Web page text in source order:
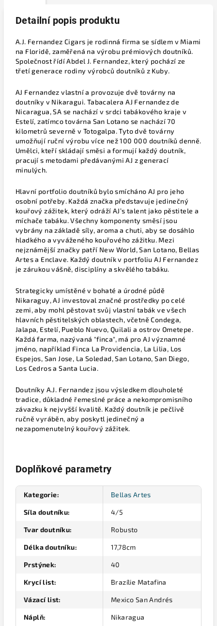
Detailní popis produktu
A.J. Fernandez Cigars je rodinná firma se sídlem v Miami
na Floridě, zaměřená na výrobu prémiových doutníků.
Společnost řídí Abdel J. Fernandez, který pochází ze
třetí generace rodiny výrobců doutníků z Kuby.
AJ Fernandez vlastní a provozuje dvě továrny na
doutníky v Nikaragui. Tabacalera AJ Fernandez de
Nicaragua, SA se nachází v srdci tabákového kraje v
Estelí, zatímco továrna San Lotano se nachází 70
kilometrů severně v Totogalpa. Tyto dvě továrny
umožňují ruční výrobu více než 100 000 doutníků denně.
Umělci, kteří skládají směsi a formují každý doutník,
pracují s metodami předávanými AJ z generací
minulých.
Hlavní portfolio doutníků bylo smícháno AJ pro jeho
osobní potřeby. Každá značka představuje jedinečný
kouřový zážitek, který odráží AJ’s talent jako pěstitele a
míchače tabáku. Všechny komponenty směsí jsou
vybrány na základě síly, aroma a chuti, aby se dosáhlo
hladkého a vyváženého kouřového zážitku. Mezi
nejznámější značky patří New World, San Lotano, Bellas
Artes a Enclave. Každý doutník v portfoliu AJ Fernandez
je zárukou vášně, disciplíny a skvělého tabáku.
Strategicky umístěné v bohaté a úrodné půdě
Nikaraguy, AJ investoval značné prostředky po celé
zemi, aby mohl pěstovat svůj vlastní tabák ve všech
hlavních pěstitelských oblastech, včetně Condega,
Jalapa, Estelí, Pueblo Nuevo, Quilali a ostrov Ometepe.
Každá farma, nazývaná "finca", má pro AJ významné
jméno, například Finca La Providencia, La Lilia, Los
Espejos, San Jose, La Soledad, San Lotano, San Diego,
Los Cedros a Santa Lucia.
Doutníky A.J. Fernandez jsou výsledkem dlouholeté
tradice, důkladné řemeslné práce a nekompromisního
závazku k nejvyšší kvalitě. Každý doutník je pečlivě
ručně vyráběn, aby poskytl jedinečný a
nezapomenutelný kouřový zážitek.
Doplňkové parametry
Kategorie: Bellas Artes
Síla doutníku: 4/5
Tvar doutníku: Robusto
Délka doutníku: 17,78cm
Prstýnek: 40
Krycí list: Brazílie Matafina
Vázací list: Mexico San Andrés
Náplň: Nikaragua